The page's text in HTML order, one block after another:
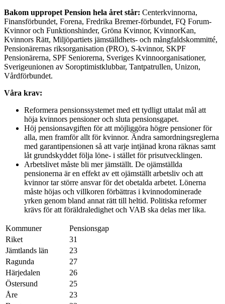
Bakom uppropet Pension hela året står: Centerkvinnorna,
Finansförbundet, Forena, Fredrika Bremer-förbundet, FQ Forum-
Kvinnor och Funktionshinder, Gröna Kvinnor, KvinnorKan,
Kvinnors Rätt, Miljöpartiets jämställdhets- och mångfaldskommitté,
Pensionärernas riksorganisation (PRO), S-kvinnor, SKPF
Pensionärerna, SPF Seniorerna, Sveriges Kvinnoorganisationer,
Sverigeunionen av Soroptimistklubbar, Tantpatrullen, Unizon,
Vårdförbundet.
Våra krav:
Reformera pensionssystemet med ett tydligt uttalat mål att
höja kvinnors pensioner och sluta pensionsgapet.
Höj pensionsavgiften för att möjliggöra högre pensioner för
alla, men framför allt för kvinnor. Ändra samordningsreglerna
med garantipensionen så att varje intjänad krona räknas samt
låt grundskyddet följa löne- i stället för prisutvecklingen.
Arbetslivet måste bli mer jämställt. De ojämställda
pensionerna är en effekt av ett ojämställt arbetsliv och att
kvinnor tar större ansvar för det obetalda arbetet. Lönerna
måste höjas och villkoren förbättras i kvinnodominerade
yrken genom bland annat rätt till heltid. Politiska reformer
krävs för att föräldraledighet och VAB ska delas mer lika.
Kommuner
Pensionsgap
Riket
31
Jämtlands län
23
Ragunda
27
Härjedalen
26
Östersund
25
Åre
23